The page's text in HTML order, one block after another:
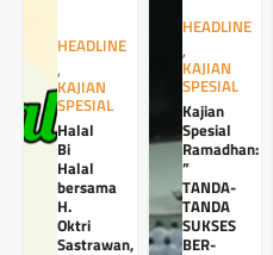
HEADLINE
,
KAJIAN
SPESIAL
Halal
Bi
Halal
bersama
H.
Oktri
Sastrawan,
HEADLINE
,
KAJIAN
SPESIAL
Kajian
Spesial
Ramadhan:
”
TANDA-
TANDA
SUKSES
BER-